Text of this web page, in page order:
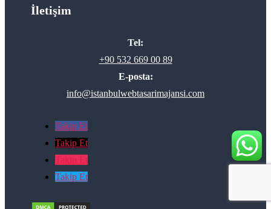
İletişim
Tel:
+90 532 669 00 89
E-posta:
info@istanbulwebtasarimajansi.com
Takip Et
Takip Et
Takip Et